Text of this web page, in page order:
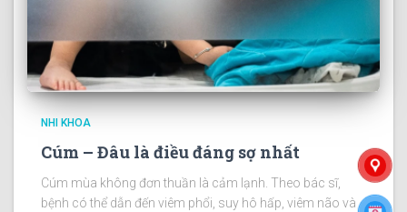
NHI KHOA
Cúm – Đâu là điều đáng sợ nhất
Cúm mùa không đơn thuần là cảm lạnh. Theo bác sĩ,
bệnh có thể dẫn đến viêm phổi, suy hô hấp, viêm não và